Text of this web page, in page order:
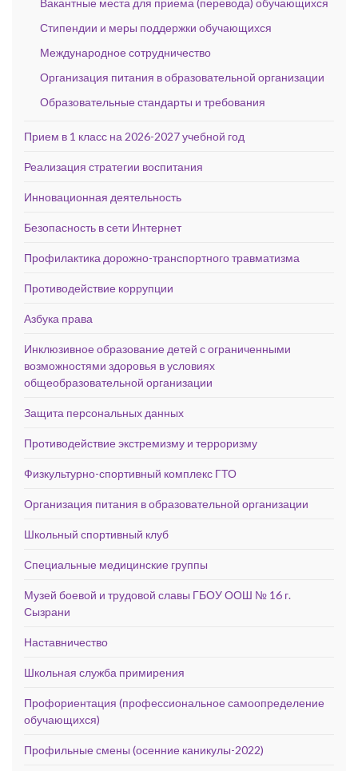
Вакантные места для приема (перевода) обучающихся
Стипендии и меры поддержки обучающихся
Международное сотрудничество
Организация питания в образовательной организации
Образовательные стандарты и требования
Прием в 1 класс на 2026-2027 учебной год
Реализация стратегии воспитания
Инновационная деятельность
Безопасность в сети Интернет
Профилактика дорожно-транспортного травматизма
Противодействие коррупции
Азбука права
Инклюзивное образование детей с ограниченными
возможностями здоровья в условиях
общеобразовательной организации
Защита персональных данных
Противодействие экстремизму и терроризму
Физкультурно-спортивный комплекс ГТО
Организация питания в образовательной организации
Школьный спортивный клуб
Специальные медицинские группы
Музей боевой и трудовой славы ГБОУ ООШ № 16 г.
Сызрани
Наставничество
Школьная служба примирения
Профориентация (профессиональное самоопределение
обучающихся)
Профильные смены (осенние каникулы-2022)